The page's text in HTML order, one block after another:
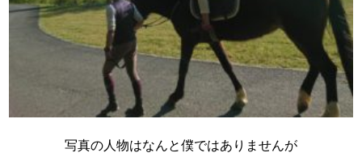
写真の人物はなんと僕ではありませんが